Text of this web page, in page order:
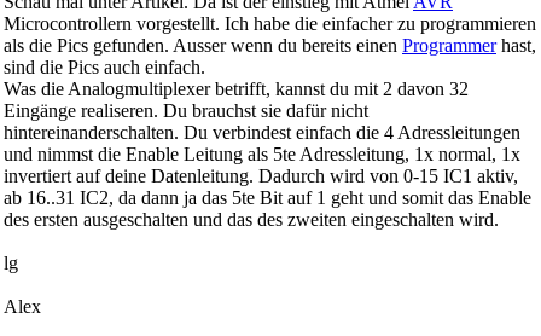
Microcontrollern vorgestellt. Ich habe die einfacher zu programmieren
als die Pics gefunden. Ausser wenn du bereits einen Programmerhast,
sind die Pics auch einfach.
Was die Analogmultiplexer betrifft, kannst du mit 2 davon 32
Eingänge realiseren. Du brauchst sie dafür nicht
hintereinanderschalten. Du verbindest einfach die 4 Adressleitungen
und nimmst die Enable Leitung als 5te Adressleitung, 1x normal, 1x
invertiert auf deine Datenleitung. Dadurch wird von 0-15 IC1 aktiv,
ab 16..31 IC2, da dann ja das 5te Bit auf 1 geht und somit das Enable
des ersten ausgeschalten und das des zweiten eingeschalten wird.
lg
Alex